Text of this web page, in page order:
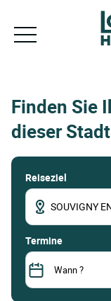
Finden Sie
dieser
Reiseziel
termine